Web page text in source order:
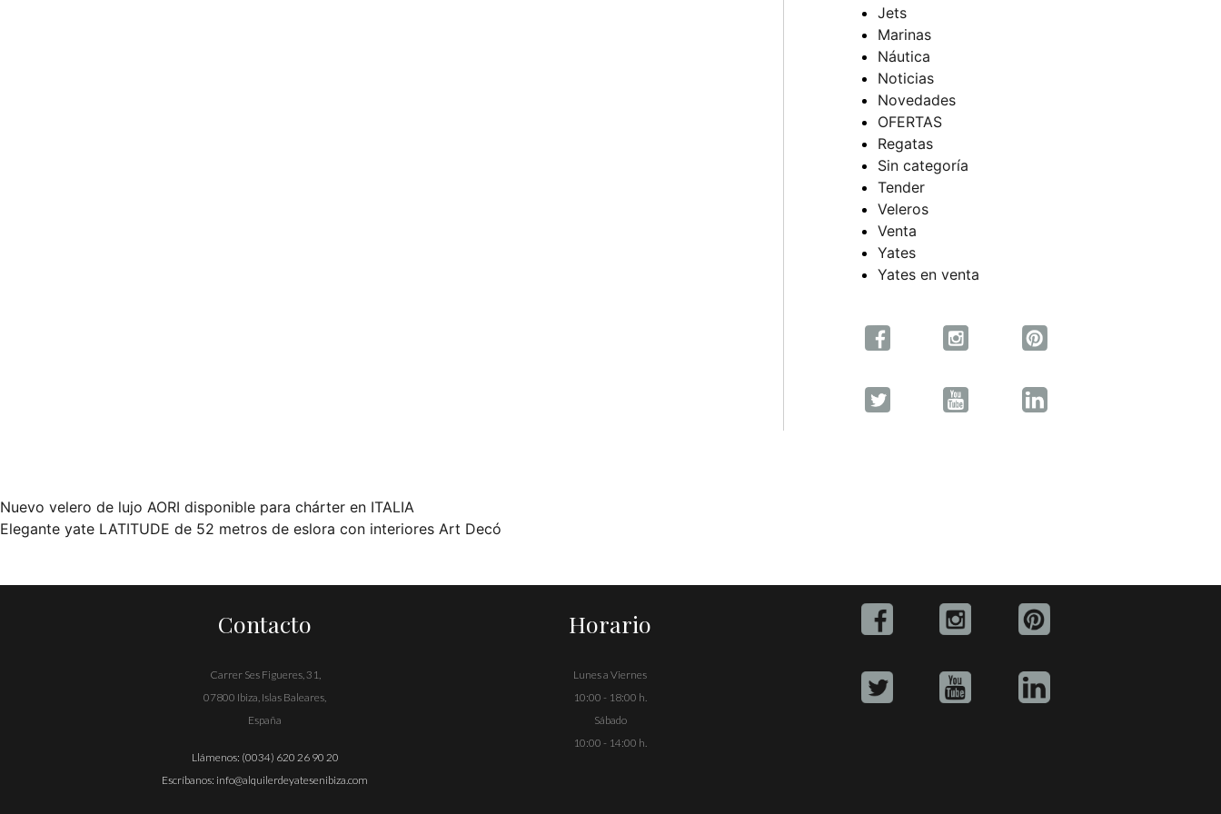
Jets
Marinas
Náutica
Noticias
Novedades
OFERTAS
Regatas
Sin categoría
Tender
Veleros
Venta
Yates
Yates en venta
Navegación
de
Nuevo velero de lujo AORI disponible para chárter en ITALIA
Elegante yate LATITUDE de 52 metros de eslora con interiores Art Decó
Contacto
Carrer Ses Figueres, 31,
07800 Ibiza, Islas Baleares,
España
Llámenos: (0034) 620 26 90 20
Escríbanos: info@alquilerdeyatesenibiza.com
Horario
Lunes a Viernes
10:00 - 18:00 h.
Sábado
10:00 - 14:00 h.